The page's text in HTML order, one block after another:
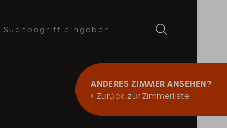
ANDERES ZIMMER ANSEHEN?
Zurück zur Zimmerliste